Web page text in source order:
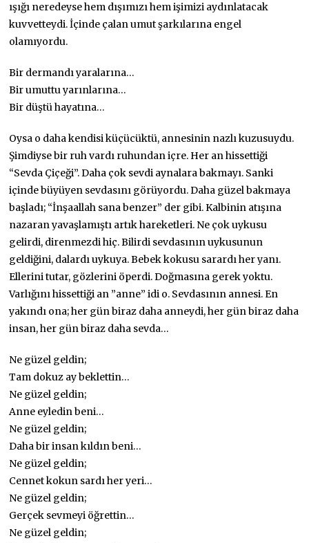
ışığı neredeyse hem dışımızı hem işimizi aydınlatacak
kuvvetteydi. İçinde çalan umut şarkılarına engel
olamıyordu.
Bir dermandı yaralarına…
Bir umuttu yarınlarına…
Bir düştü hayatına…
Oysa o daha kendisi küçücüktü, annesinin nazlı kuzusuydu.
Şimdiyse bir ruh vardı ruhundan içre. Her an hissettiği
“Sevda Çiçeği”. Daha çok sevdi aynalara bakmayı. Sanki
içinde büyüyen sevdasını görüyordu. Daha güzel bakmaya
başladı; “İnşaallah sana benzer” der gibi. Kalbinin atışına
nazaran yavaşlamıştı artık hareketleri. Ne çok uykusu
gelirdi, direnmezdi hiç. Bilirdi sevdasının uykusunun
geldiğini, dalardı uykuya. Bebek kokusu sarardı her yanı.
Ellerini tutar, gözlerini öperdi. Doğmasına gerek yoktu.
Varlığını hissettiği an ”anne” idi o. Sevdasının annesi. En
yakındı ona; her gün biraz daha anneydi, her gün biraz daha
insan, her gün biraz daha sevda…
Ne güzel geldin;
Tam dokuz ay beklettin…
Ne güzel geldin;
Anne eyledin beni…
Ne güzel geldin;
Daha bir insan kıldın beni…
Ne güzel geldin;
Cennet kokun sardı her yeri…
Ne güzel geldin;
Gerçek sevmeyi öğrettin…
Ne güzel geldin;